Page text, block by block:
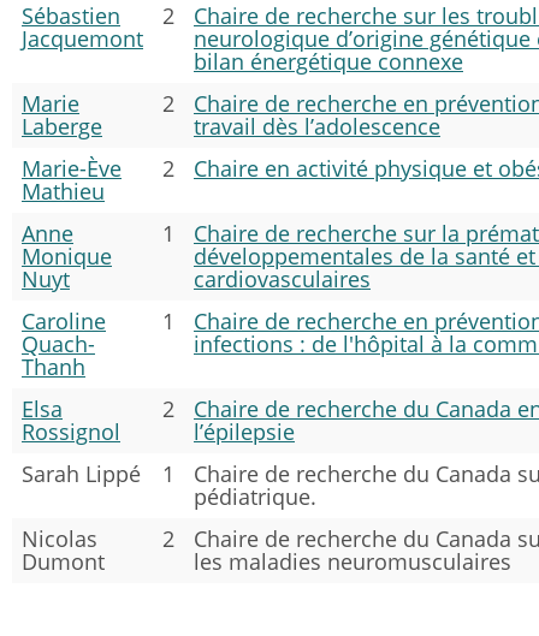
Sébastien
Jacquemont
2 Chaire de recherche sur les
neurologique d’origine
bilan énergétique connexe
Marie
Laberge
2 Chaire de recherche en
travail dès l’adolescence
Marie-Ève
Mathieu
2 Chaire en activité physique et
Anne
Monique
Nuyt
1 Chaire de recherche sur la
développementales de la santé
cardiovasculaires
Caroline
Quach-
Thanh
1 Chaire de recherche en
infections : de l'hôpital à la
Elsa
Rossignol
2 Chaire de recherche du Canada
l’épilepsie
Sarah Lippé
1 Chaire de recherche du Canada
pédiatrique.
Nicolas
Dumont
2 Chaire de recherche du Canada
les maladies neuromusculaires